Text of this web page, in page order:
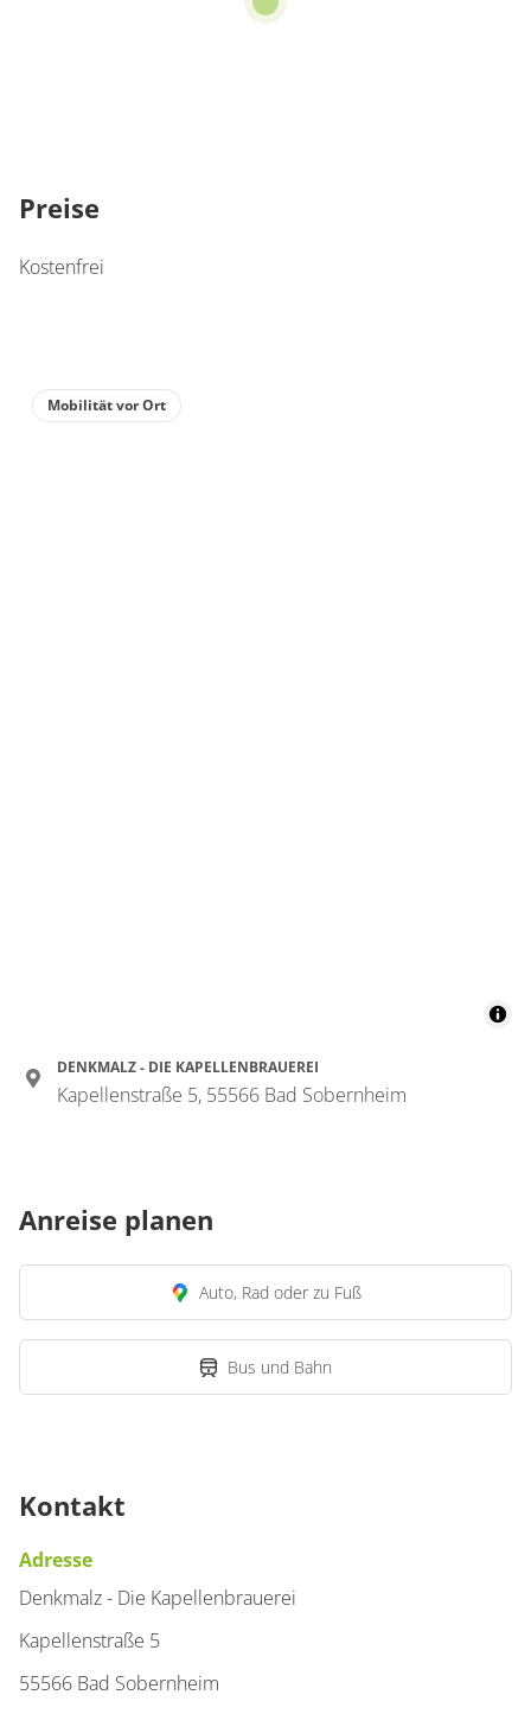
Preise
Kostenfrei
Mobilität vor Ort
DENKMALZ - DIE KAPELLENBRAUEREI
Kapellenstraße 5, 55566 Bad Sobernheim
Anreise planen
Auto, Rad oder zu Fuß
Bus und Bahn
Kontakt
Adresse
Denkmalz - Die Kapellenbrauerei
Kapellenstraße 5
55566 Bad Sobernheim